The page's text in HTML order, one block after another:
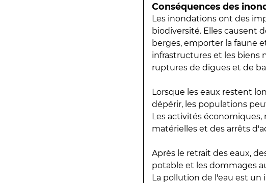
Conséquences des
Les inondations ont des
biodiversité. Elles causent
berges, emporter la faune
infrastructures et les biens
ruptures de digues et de
Lorsque les eaux restent
dépérir, les populations
Les activités
matérielles et des arrêts
Après le retrait des eaux,
potable et les dommages
La pollution de l'eau est un